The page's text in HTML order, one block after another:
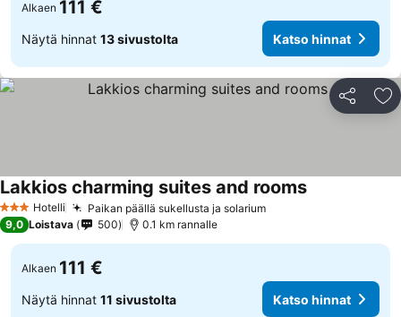
Alkaen 111 €
Näytä hinnat 13 sivustolta Katso hinnat
Jaa
3 Tähtiluokitus
Hotelli Paikan päällä sukellusta ja solarium
Lakkios charming suites and rooms
9,0 Loistava 500 0.1 km rannalle
Alkaen 111 €
Näytä hinnat 11 sivustolta Katso hinnat